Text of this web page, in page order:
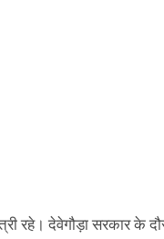
रहे। देवेगौड़ा सरकार